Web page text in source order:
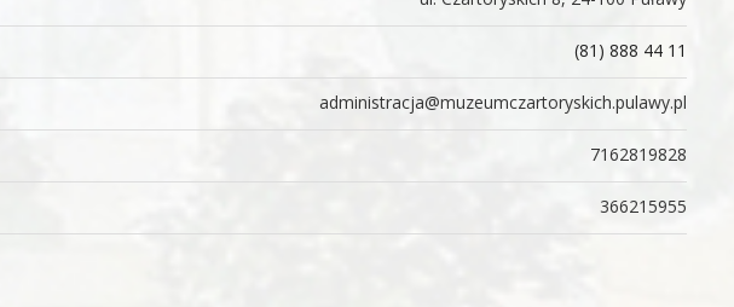
(81) 888 44 11
administracja@muzeumczartoryskich.pulawy.pl
7162819828
366215955